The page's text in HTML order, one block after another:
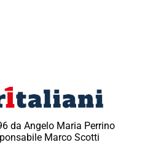
da Angelo Maria Perrino
Marco Scotti